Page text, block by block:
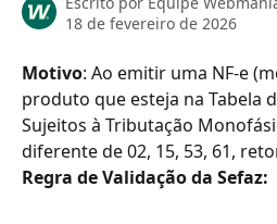
18 de fevereiro de 2026
Motivo: Ao emitir uma NF-e
produto que esteja na Tabela
Sujeitos à Tributação
diferente de 02, 15, 53, 61,
Regra de Validação da Sefaz: